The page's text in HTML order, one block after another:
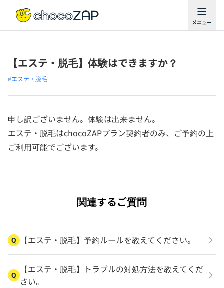
【エステ・脱毛】体験はできますか？
#エステ・脱毛
申し訳ございません。体験は出来ません。
エステ・脱毛はchocoZAPプラン契約者のみ、ご予約の上
ご利用可能でございます。
関連するご質問
Q 【エステ・脱毛】予約ルールを教えてください。
Q
【エステ・脱毛】トラブルの対処方法を教えてくだ
さい。